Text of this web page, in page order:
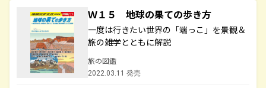
Ｗ１５ 地球の果ての歩き方
一度は行きたい世界の「端っこ」を景観＆
旅の雑学とともに解説
旅の図鑑
2022.03.11 発売